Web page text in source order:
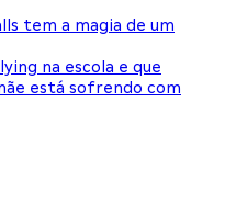
tem a magia de um
na escola e que
está sofrendo com